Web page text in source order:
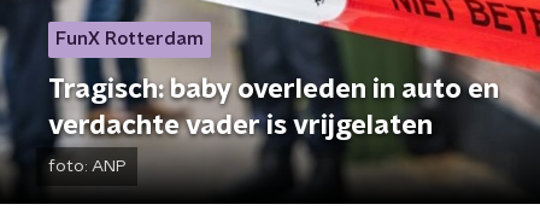
FunX Rotterdam
Tragisch: baby overleden in auto en
verdachte vader is vrijgelaten
foto: ANP